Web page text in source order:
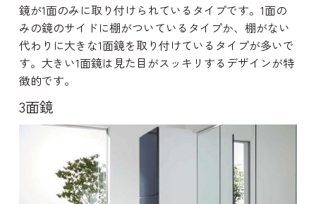
鏡が1面のみに取り付けられているタイプです。1面の
みの鏡のサイドに棚がついているタイプか、棚がない
代わりに大きな1面鏡を取り付けているタイプが多いで
す。大きい1面鏡は見た目がスッキリするデザインが特
徴的です。
3面鏡